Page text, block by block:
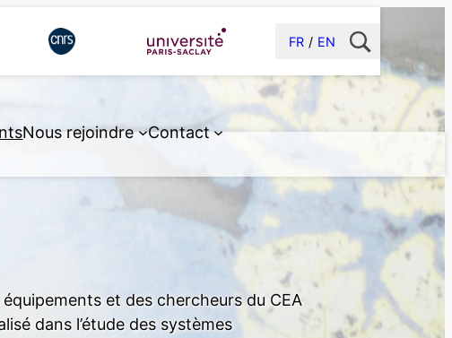
FR EN
Nous rejoindre Contact
et des chercheurs du CEA
dans l’étude des systèmes